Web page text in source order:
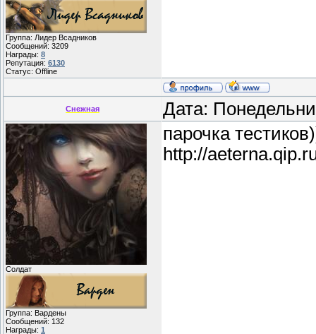
Группа: Лидер Всадников
Сообщений: 3209
Награды: 8
Репутация: 6130
Статус: Offline
Снежная Дата:
Солдат
Группа: Вардены
Сообщений: 132
Награды: 1
парочка
http://